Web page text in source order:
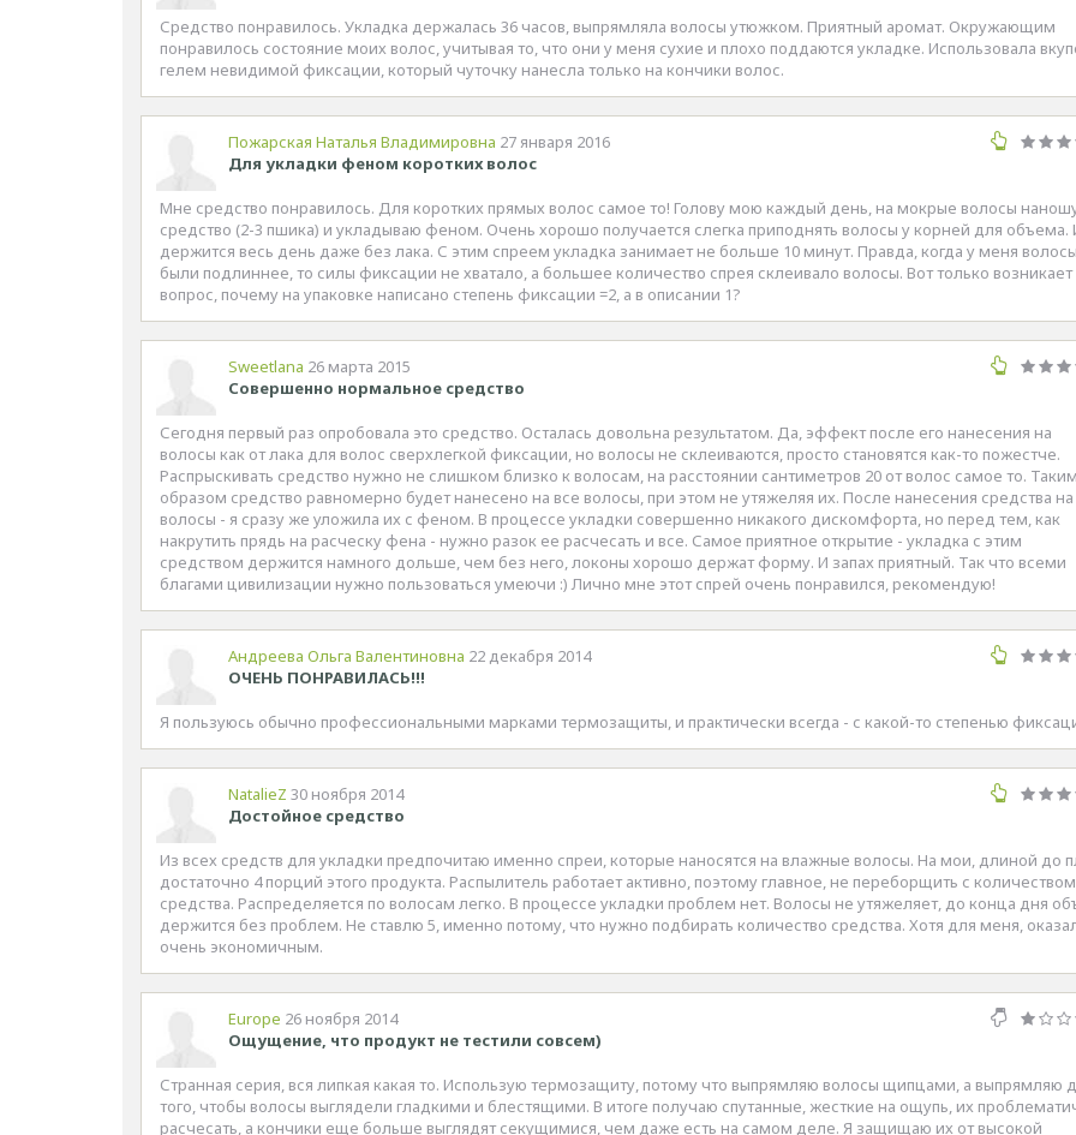
Средство понравилось. Укладка держалась 36 часов, выпрямляла волосы утюжком. Приятный аромат. Окружающим
понравилось состояние моих волос, учитывая то, что они у меня сухие и плохо поддаются укладке. Использовала
гелем невидимой фиксации, который чуточку нанесла только на кончики волос.
Пожарская Наталья Владимировна 27 января 2016
Для укладки феном коротких волос
Мне средство понравилось. Для коротких прямых волос самое то! Голову мою каждый день, на мокрые волосы
средство (2-3 пшика) и укладываю феном. Очень хорошо получается слегка приподнять волосы у корней для объема.
держится весь день даже без лака. С этим спреем укладка занимает не больше 10 минут. Правда, когда у меня волосы
были подлиннее, то силы фиксации не хватало, а большее количество спрея склеивало волосы. Вот только возникает
вопрос, почему на упаковке написано степень фиксации =2, а в описании 1?
Sweetlana 26 марта 2015
Совершенно нормальное средство
Сегодня первый раз опробовала это средство. Осталась довольна результатом. Да, эффект после его нанесения на
волосы как от лака для волос сверхлегкой фиксации, но волосы не склеиваются, просто становятся как-то пожестче.
Распрыскивать средство нужно не слишком близко к волосам, на расстоянии сантиметров 20 от волос самое то. Таким
образом средство равномерно будет нанесено на все волосы, при этом не утяжеляя их. После нанесения средства на
волосы - я сразу же уложила их с феном. В процессе укладки совершенно никакого дискомфорта, но перед тем, как
накрутить прядь на расческу фена - нужно разок ее расчесать и все. Самое приятное открытие - укладка с этим
средством держится намного дольше, чем без него, локоны хорошо держат форму. И запах приятный. Так что всеми
благами цивилизации нужно пользоваться умеючи :) Лично мне этот спрей очень понравился, рекомендую!
Андреева Ольга Валентиновна 22 декабря 2014
ОЧЕНЬ ПОНРАВИЛАСЬ!!!
Я пользуюсь обычно профессиональными марками термозащиты, и практически всегда - с какой-то степенью
NatalieZ 30 ноября 2014
Достойное средство
Из всех средств для укладки предпочитаю именно спреи, которые наносятся на влажные волосы. На мои, длиной до
достаточно 4 порций этого продукта. Распылитель работает активно, поэтому главное, не переборщить с количеством
средства. Распределяется по волосам легко. В процессе укладки проблем нет. Волосы не утяжеляет, до конца дня
держится без проблем. Не ставлю 5, именно потому, что нужно подбирать количество средства. Хотя для меня,
очень экономичным.
Europe 26 ноября 2014
Ощущение, что продукт не тестили совсем)
Странная серия, вся липкая какая то. Использую термозащиту, потому что выпрямляю волосы щипцами, а выпрямляю
того, чтобы волосы выглядели гладкими и блестящими. В итоге получаю спутанные, жесткие на ощупь, их
расчесать, а кончики еще больше выглядят секущимися, чем даже есть на самом деле. Я защищаю их от высокой